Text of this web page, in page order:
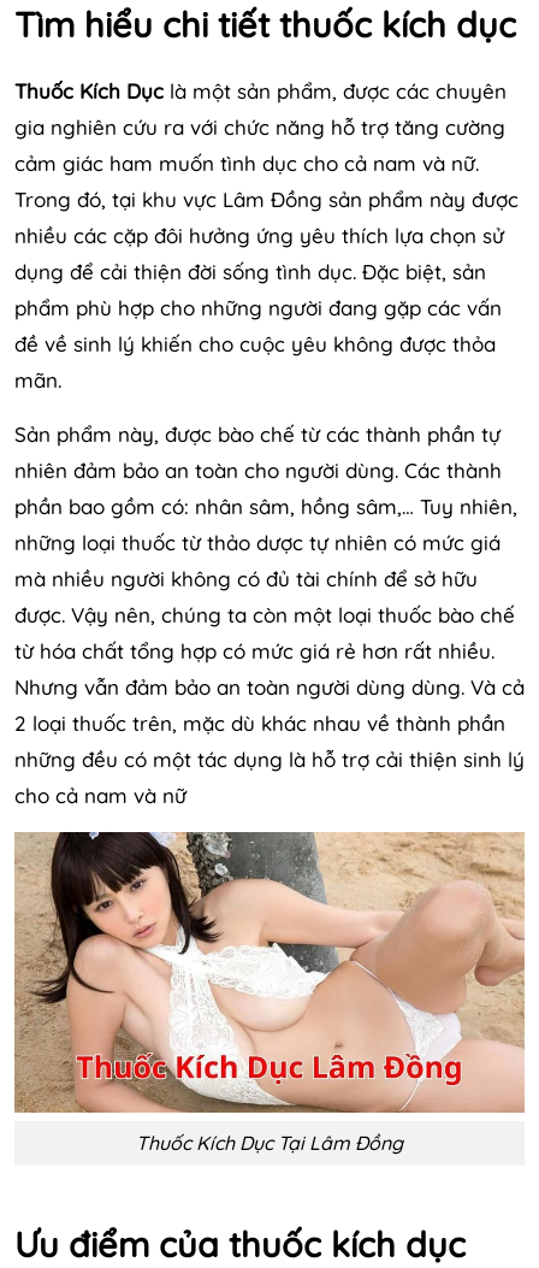
Tìm hiểu chi tiết thuốc kích dục
Thuốc Kích Dục là một sản phẩm, được các chuyên
gia nghiên cứu ra với chức năng hỗ trợ tăng cường
cảm giác ham muốn tình dục cho cả nam và nữ.
Trong đó, tại khu vực Lâm Đồng sản phẩm này được
nhiều các cặp đôi hưởng ứng yêu thích lựa chọn sử
dụng để cải thiện đời sống tình dục. Đặc biệt, sản
phẩm phù hợp cho những người đang gặp các vấn
đề về sinh lý khiến cho cuộc yêu không được thỏa
mãn.
Sản phẩm này, được bào chế từ các thành phần tự
nhiên đảm bảo an toàn cho người dùng. Các thành
phần bao gồm có: nhân sâm, hồng sâm,… Tuy nhiên,
những loại thuốc từ thảo dược tự nhiên có mức giá
mà nhiều người không có đủ tài chính để sở hữu
được. Vậy nên, chúng ta còn một loại thuốc bào chế
từ hóa chất tổng hợp có mức giá rẻ hơn rất nhiều.
Nhưng vẫn đảm bảo an toàn người dùng dùng. Và cả
2 loại thuốc trên, mặc dù khác nhau về thành phần
những đều có một tác dụng là hỗ trợ cải thiện sinh lý
cho cả nam và nữ
Thuốc Kích Dục Tại Lâm Đồng
Ưu điểm của thuốc kích dục